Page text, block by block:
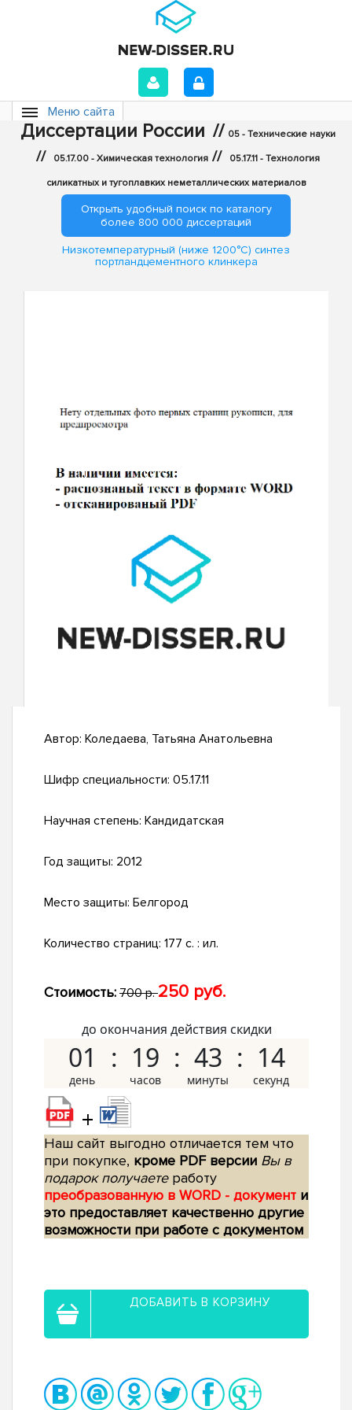
Меню сайта
Диссертации России // 05 - Технические науки
// 05.17.00 - Химическая технология // 05.17.11 - Технология
силикатных и тугоплавких неметаллических материалов
Открыть удобный поиск по каталогу
более 800 000 диссертаций
Низкотемпературный (ниже 1200°C) синтез
портландцементного клинкера
Автор: Коледаева, Татьяна Анатольевна
Шифр специальности: 05.17.11
Научная степень: Кандидатская
Год защиты: 2012
Место защиты: Белгород
Количество страниц: 177 с. : ил.
Стоимость: 700 р.250 руб.
до окончания действия скидки
01 19 43 13
+
Наш сайт выгодно отличается тем что
при покупке, кроме PDF версии Вы в
подарок получаетеработу
преобразованную в WORD - документ и
это предоставляет качественно другие
возможности при работе с документом
ДОБАВИТЬ В КОРЗИНУ